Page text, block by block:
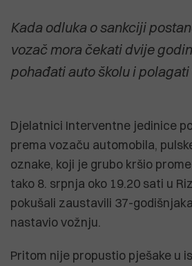
Kada odluka o sankciji
vozač mora čekati dvije
pohađati auto školu i
Djelatnici Interventne jedinice
prema vozaču automobila,
oznake, koji je grubo kršio
tako 8. srpnja oko 19.20 sati u
pokušali zaustavili 37-
nastavio vožnju.
Pritom nije propustio pješake u